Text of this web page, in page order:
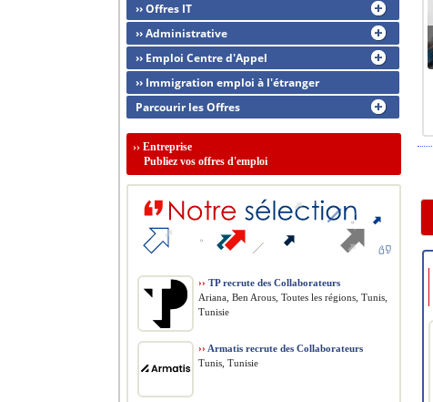
›› Offres IT
›› Administrative
›› Emploi Centre d'Appel
›› Immigration emploi à l'étranger
Parcourir les Offres
›› Entreprise
Publiez vos offres d'emploi
›› TP recrute des Collaborateurs
Ariana, Ben Arous, Toutes les régions, Tunis,
Tunisie
›› Armatis recrute des Collaborateurs
Tunis, Tunisie